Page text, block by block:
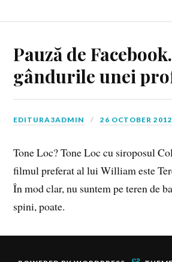
Pauză de
gândurile unei
EDITURA3ADMIN 26 OCTOBER 2012
Tone Loc? Tone Loc cu siroposul
filmul preferat al lui William este
În mod clar, nu suntem pe teren de
spini, poate.